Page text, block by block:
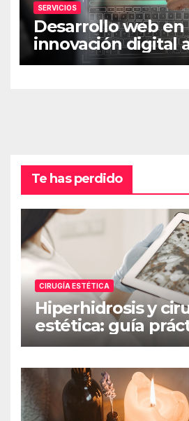
SERVICIOS
Desarrollo web en
innovación digital
de las marcas
Te has perdido
CIRUGÍA ESTÉTICA
Hiperhidrosis y
estética: guía